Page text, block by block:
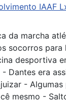
da marcha
socorros para
desportiva
- Dantes era
-
mesmo -